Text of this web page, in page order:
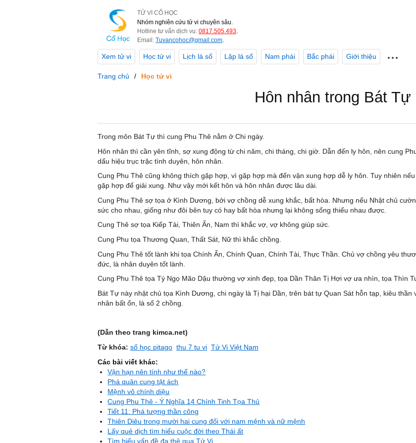
TỬ VI CỔ HỌC
Nhóm nghiên cứu tử vi chuyên sâu.
Hotline tư vấn dịch vụ: 0817.505.493.
Email: Tuvancohoc@gmail.com.
Xem tử vi Học tử vi Lịch lá số Lập lá số Nam phái Bắc phái Giới thiệu
Trang chủ Học tử vi
Hôn nhân trong Bát Tự
Trong môn Bát Tự thì cung Phu Thê nằm ở Chi ngày.
Hôn nhân thì cần yên tĩnh, sợ xung động từ chi năm, chi tháng, chi giờ. Dẫn đến ly hôn, nên cung
dấu hiệu trục trặc tình duyên, hôn nhân.
Cung Phu Thê cũng không thích gặp hợp, vì gặp hợp mà đến vận xung hợp dễ ly hôn. Tuy nhiên
gặp hợp để giải xung. Như vậy mới kết hôn và hôn nhân được lâu dài.
Cung Phu Thê sợ tọa ở Kình Dương, bởi vợ chồng dễ xung khắc, bất hòa. Nhưng nếu Nhật chủ
sức cho nhau, giống như đôi bên tuy có hay bất hòa nhưng lại không sống thiếu nhau được.
Cung Thê sợ tọa Kiếp Tài, Thiên Ấn, Nam thì khắc vợ, vợ không giúp sức.
Cung Phu tọa Thương Quan, Thất Sát, Nữ thì khắc chồng.
Cung Phu Thê tốt lành khi tọa Chính Ấn, Chính Quan, Chính Tài, Thực Thần. Chủ vợ chồng yêu
đức, là nhân duyên tốt lành.
Cung Phu Thê tọa Tý Ngọ Mão Dậu thường vợ xinh đẹp, tọa Dần Thân Tị Hợi vợ ưa nhìn, tọa Thìn
Bát Tự này nhật chủ tọa Kình Dương, chi ngày là Tị hại Dần, trên bát tự Quan Sát hỗn tạp, kiêu
nhân bất ổn, là số 2 chồng.
(Dẫn theo trang kimca.net)
Từ khóa: số học pitago thu 7 tu vi Tử Vi Việt Nam
Các bài viết khác:
Vận hạn nên tính như thế nào?
Phá quân cung tật ách
Mệnh vô chính diệu
Cung Phu Thê - Ý Nghĩa 14 Chính Tinh Tọa Thủ
Tiết 11: Phá tượng thần công
Thiên Diêu trong mười hai cung đối với nam mệnh và nữ mệnh
Lấy quẻ dịch tìm hiểu cuộc đời theo Thái ất
Tìm hiểu vấn đề đa thê qua Tử Vi